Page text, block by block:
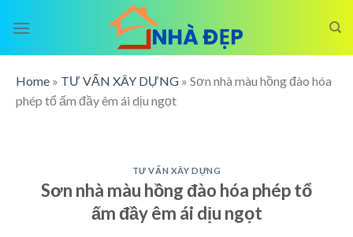
Home » TƯ VẤN XÂY DỰNG » Sơn nhà màu hồng đào hóa
phép tổ ấm đầy êm ái dịu ngọt
TƯ VẤN XÂY DỰNG
Sơn nhà màu hồng đào hóa phép tổ
ấm đầy êm ái dịu ngọt